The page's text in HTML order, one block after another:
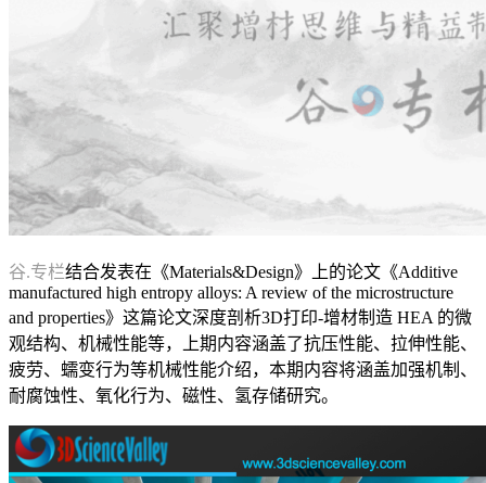
谷.专栏结合发表在《Materials&Design》上的论文《Additive
manufactured high entropy alloys: A review of the microstructure
and properties》这篇论文深度剖析3D打印-增材制造 HEA 的微
观结构、机械性能等，上期内容涵盖了抗压性能、拉伸性能、
疲劳、蠕变行为等机械性能介绍，本期内容将涵盖加强机制、
耐腐蚀性、氧化行为、磁性、氢存储研究。